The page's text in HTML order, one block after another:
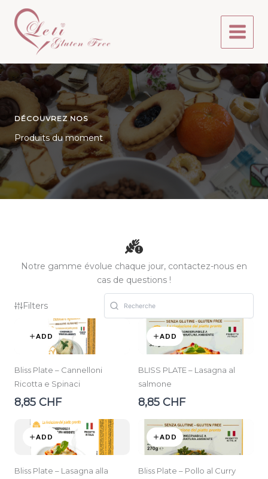
contenu
DÉCOUVREZ NOS
Produits du moment
Notre gamme évolue chaque jour, contactez-nous en
cas de questions !
Filters
ADD
Bliss Plate – Cannelloni
Ricotta e Spinaci
8,85 CHF
ADD
BLISS PLATE – Lasagna al
salmone
8,85 CHF
ADD
Bliss Plate – Lasagna alla
ADD
Bliss Plate – Pollo al Curry